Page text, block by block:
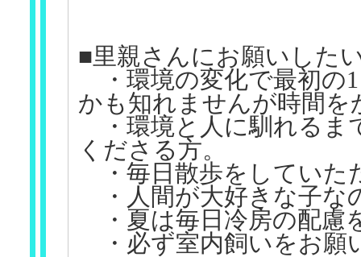
■里親さんにお願いした
・環境の変化で最初の
かも知れませんが時間
・環境と人に馴れるま
くださる方。
・毎日散歩をしていた
・人間が大好きな子な
・夏は毎日冷房の配慮
・必ず室内飼いをお願